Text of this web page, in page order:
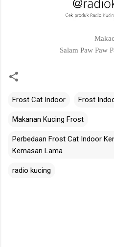
Salam Paw Paw
Frost Cat Indoor Frost
Makanan Kucing Frost
Perbedaan Frost Cat Indoor
Kemasan Lama
radio kucing